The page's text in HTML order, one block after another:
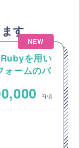
す
NEW
を用い
ォームのバ
円/月